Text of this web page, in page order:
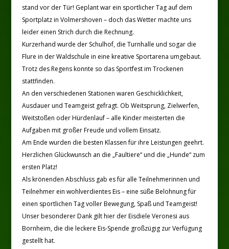
stand vor der Tür! Geplant war ein sportlicher Tag auf dem
Sportplatz in Volmershoven – doch das Wetter machte uns
leider einen Strich durch die Rechnung.
Kurzerhand wurde der Schulhof, die Turnhalle und sogar die
Flure in der Waldschule in eine kreative Sportarena umgebaut.
Trotz des Regens konnte so das Sportfest im Trockenen
stattfinden.
An den verschiedenen Stationen waren Geschicklichkeit,
Ausdauer und Teamgeist gefragt. Ob Weitsprung, Zielwerfen,
Weitstoßen oder Hürdenlauf – alle Kinder meisterten die
Aufgaben mit großer Freude und vollem Einsatz.
Am Ende wurden die besten Klassen für ihre Leistungen geehrt.
Herzlichen Glückwunsch an die „Faultiere“ und die „Hunde“ zum
ersten Platz!
Als krönenden Abschluss gab es für alle Teilnehmerinnen und
Teilnehmer ein wohlverdientes Eis – eine süße Belohnung für
einen sportlichen Tag voller Bewegung, Spaß und Teamgeist!
Unser besonderer Dank gilt hier der Eisdiele Veronesi aus
Bornheim, die die leckere Eis-Spende großzügig zur Verfügung
gestellt hat.